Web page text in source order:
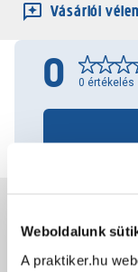
Weboldalunk
A praktiker.hu
Vásárlói
0 0 értékelés
Csomagolási